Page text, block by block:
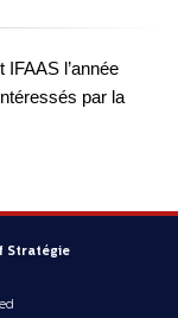
l’année
par la
Stratégie